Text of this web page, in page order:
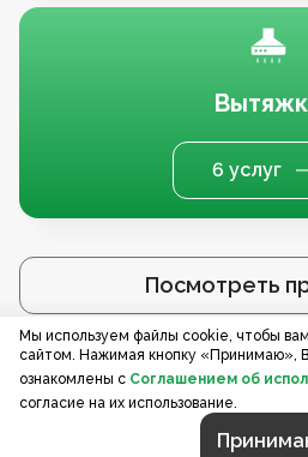
6 услуг
Посмотреть
Услуги по
Мы используем файлы cookie, чтобы
сайтом. Нажимая кнопку «Принимаю»,
ознакомлены с Соглашением об
согласие на их использование.